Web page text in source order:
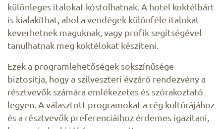
különleges italokat kóstolhatnak. A hotel koktélbárt
is kialakíthat, ahol a vendégek különféle italokat
keverhetnek maguknak, vagy profik segítségével
tanulhatnak meg koktélokat készíteni.
Ezek a programlehetőségek sokszínűsége
biztosítja, hogy a szilveszteri évzáró rendezvény a
résztvevők számára emlékezetes és szórakoztató
legyen. A választott programokat a cég kultúrájához
és a résztvevők preferenciáihoz érdemes igazítani,